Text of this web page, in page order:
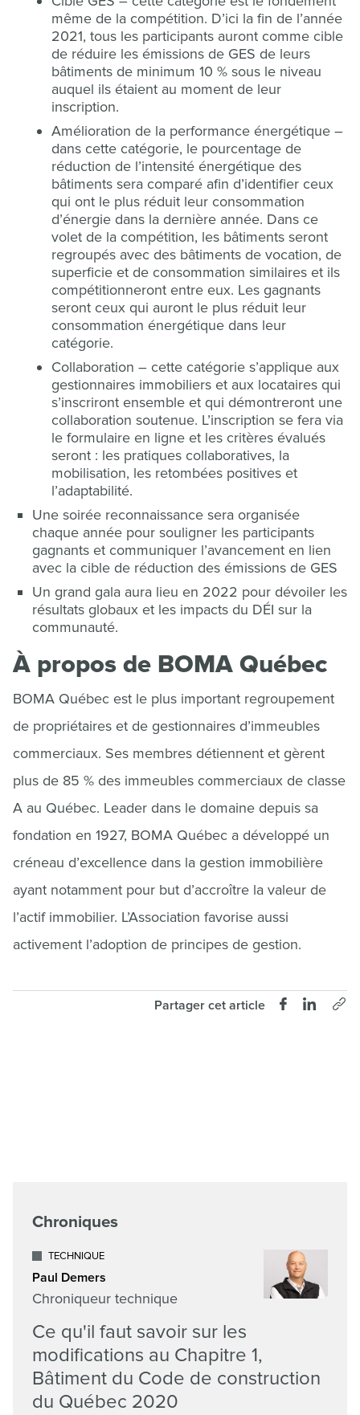
même de la compétition. D’ici la fin de l’année
2021, tous les participants auront comme cible
de réduire les émissions de GES de leurs
bâtiments de minimum 10 % sous le niveau
auquel ils étaient au moment de leur
inscription.
Amélioration de la performance énergétique –
dans cette catégorie, le pourcentage de
réduction de l’intensité énergétique des
bâtiments sera comparé afin d’identifier ceux
qui ont le plus réduit leur consommation
d’énergie dans la dernière année. Dans ce
volet de la compétition, les bâtiments seront
regroupés avec des bâtiments de vocation, de
superficie et de consommation similaires et ils
compétitionneront entre eux. Les gagnants
seront ceux qui auront le plus réduit leur
consommation énergétique dans leur
catégorie.
Collaboration – cette catégorie s’applique aux
gestionnaires immobiliers et aux locataires qui
s’inscriront ensemble et qui démontreront une
collaboration soutenue. L’inscription se fera via
le formulaire en ligne et les critères évalués
seront : les pratiques collaboratives, la
mobilisation, les retombées positives et
l’adaptabilité.
Une soirée reconnaissance sera organisée
chaque année pour souligner les participants
gagnants et communiquer l’avancement en lien
avec la cible de réduction des émissions de GES
Un grand gala aura lieu en 2022 pour dévoiler les
résultats globaux et les impacts du DÉI sur la
communauté.
À propos de BOMA Québec
BOMA Québec est le plus important regroupement
de propriétaires et de gestionnaires d’immeubles
commerciaux. Ses membres détiennent et gèrent
plus de 85 % des immeubles commerciaux de classe
A au Québec. Leader dans le domaine depuis sa
fondation en 1927, BOMA Québec a développé un
créneau d’excellence dans la gestion immobilière
ayant notamment pour but d’accroître la valeur de
l’actif immobilier. L’Association favorise aussi
activement l’adoption de principes de gestion.
Partager cet article
Chroniques
TECHNIQUE
Paul Demers
Chroniqueur technique
Ce qu'il faut savoir sur les
modifications au Chapitre 1,
Bâtiment du Code de construction
du Québec 2020